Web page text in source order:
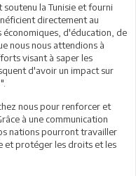
la Tunisie et fourni
directement au
d'éducation, de
nous nous attendions à
visant à saper les
d'avoir un impact sur
nous pour renforcer et
à une communication
nations pourront travailler
et protéger les droits et les